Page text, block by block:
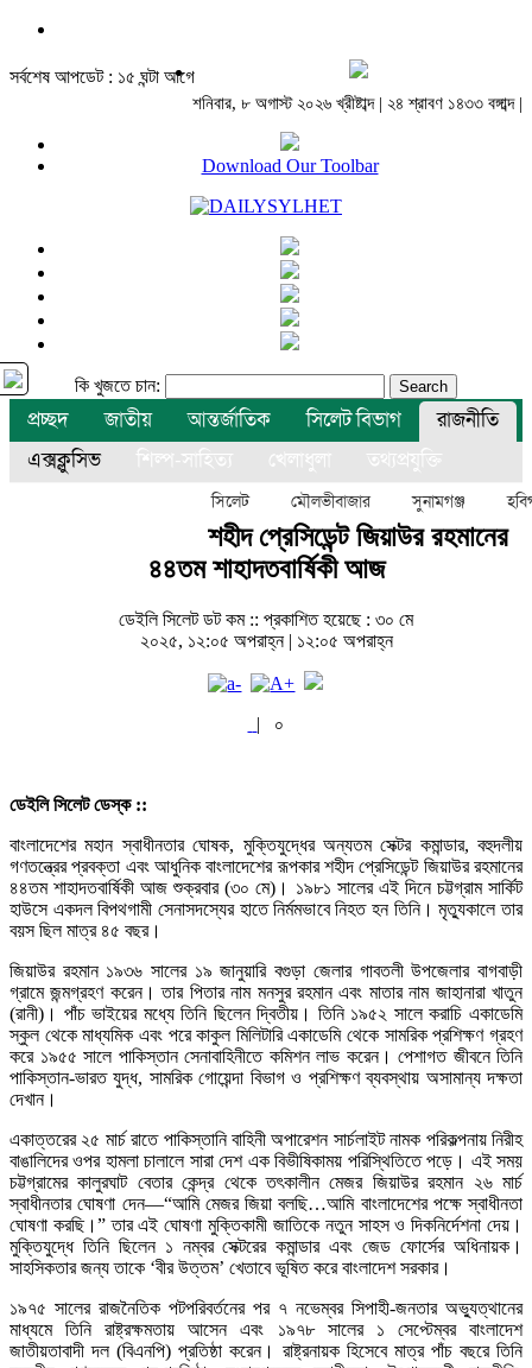
সর্বশেষ আপডেট : ১৫ ঘন্টা আগে
শনিবার, ৮ অগাস্ট ২০২৬ খ্রীষ্টাব্দ | ২৪ শ্রাবণ ১৪৩৩ বঙ্গাব্দ |
Download Our Toolbar
কি খুজতে চান:
প্রচ্ছদ জাতীয় আন্তর্জাতিক সিলেট বিভাগ
রাজনীতি
এক্সক্লুসিভ
শিল্প-সাহিত্য খেলাধুলা
তথ্যপ্রযুক্তি
সিলেট মৌলভীবাজার সুনামগঞ্জ
শহীদ প্রেসিডেন্ট জিয়াউর রহমানের
৪৪তম শাহাদতবার্ষিকী আজ
ডেইলি সিলেট ডট কম :: প্রকাশিত হয়েছে : ৩০ মে
২০২৫, ১২:০৫ অপরাহ্ন | ১২:০৫ অপরাহ্ন
| ০
ডেইলি সিলেট ডেস্ক ::
বাংলাদেশের মহান স্বাধীনতার ঘোষক, মুক্তিযুদ্ধের অন্যতম সেক্টর কমান্ডার, বহুদলীয়
গণতন্ত্রের প্রবক্তা এবং আধুনিক বাংলাদেশের রূপকার শহীদ প্রেসিডেন্ট জিয়াউর রহমানের
৪৪তম শাহাদতবার্ষিকী আজ শুক্রবার (৩০ মে)। ১৯৮১ সালের এই দিনে চট্টগ্রাম সার্কিট
হাউসে একদল বিপথগামী সেনাসদস্যের হাতে নির্মমভাবে নিহত হন তিনি। মৃত্যুকালে তার
বয়স ছিল মাত্র ৪৫ বছর।
জিয়াউর রহমান ১৯৩৬ সালের ১৯ জানুয়ারি বগুড়া জেলার গাবতলী উপজেলার বাগবাড়ী
গ্রামে জন্মগ্রহণ করেন। তার পিতার নাম মনসুর রহমান এবং মাতার নাম জাহানারা খাতুন
(রানী)। পাঁচ ভাইয়ের মধ্যে তিনি ছিলেন দ্বিতীয়। তিনি ১৯৫২ সালে করাচি একাডেমি
স্কুল থেকে মাধ্যমিক এবং পরে কাকুল মিলিটারি একাডেমি থেকে সামরিক প্রশিক্ষণ গ্রহণ
করে ১৯৫৫ সালে পাকিস্তান সেনাবাহিনীতে কমিশন লাভ করেন। পেশাগত জীবনে তিনি
পাকিস্তান-ভারত যুদ্ধ, সামরিক গোয়েন্দা বিভাগ ও প্রশিক্ষণ ব্যবস্থায় অসামান্য দক্ষতা
দেখান।
একাত্তরের ২৫ মার্চ রাতে পাকিস্তানি বাহিনী অপারেশন সার্চলাইট নামক পরিকল্পনায় নিরীহ
বাঙালিদের ওপর হামলা চালালে সারা দেশ এক বিভীষিকাময় পরিস্থিতিতে পড়ে। এই সময়
চট্টগ্রামের কালুরঘাট বেতার কেন্দ্র থেকে তৎকালীন মেজর জিয়াউর রহমান ২৬ মার্চ
স্বাধীনতার ঘোষণা দেন—“আমি মেজর জিয়া বলছি…আমি বাংলাদেশের পক্ষে স্বাধীনতা
ঘোষণা করছি।” তার এই ঘোষণা মুক্তিকামী জাতিকে নতুন সাহস ও দিকনির্দেশনা দেয়।
মুক্তিযুদ্ধে তিনি ছিলেন ১ নম্বর সেক্টরের কমান্ডার এবং জেড ফোর্সের অধিনায়ক।
সাহসিকতার জন্য তাকে ‘বীর উত্তম’ খেতাবে ভূষিত করে বাংলাদেশ সরকার।
১৯৭৫ সালের রাজনৈতিক পটপরিবর্তনের পর ৭ নভেম্বর সিপাহী-জনতার অভ্যুত্থানের
মাধ্যমে তিনি রাষ্ট্রক্ষমতায় আসেন এবং ১৯৭৮ সালের ১ সেপ্টেম্বর বাংলাদেশ
জাতীয়তাবাদী দল (বিএনপি) প্রতিষ্ঠা করেন। রাষ্ট্রনায়ক হিসেবে মাত্র পাঁচ বছরে তিনি